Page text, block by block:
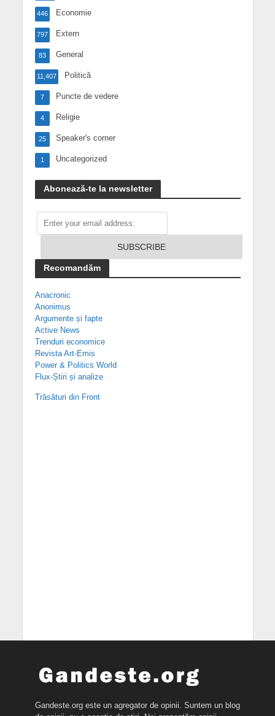
Economie
446
Extern
797
General
83
Politică
11,407
Puncte de vedere
7
Religie
4
Speaker's corner
25
Uncategorized
1
Abonează-te la newsletter
Recomandăm
Anacronic
Anonimus
Argumente și fapte
Active News
Trenduri economice
Revista Art-Emis
Power & Politics World
Flux-Știri și analize
Trăsături din Front
Gandeste.org este un agregator de opinii. Suntem un blog